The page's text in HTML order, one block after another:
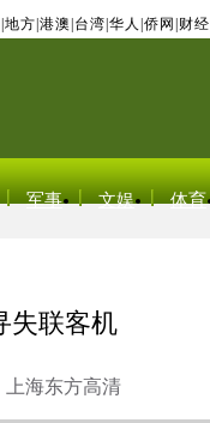
地方 港澳 台湾 华人 侨网 财经
军事 文娱 体育
失联客机
上海东方高清